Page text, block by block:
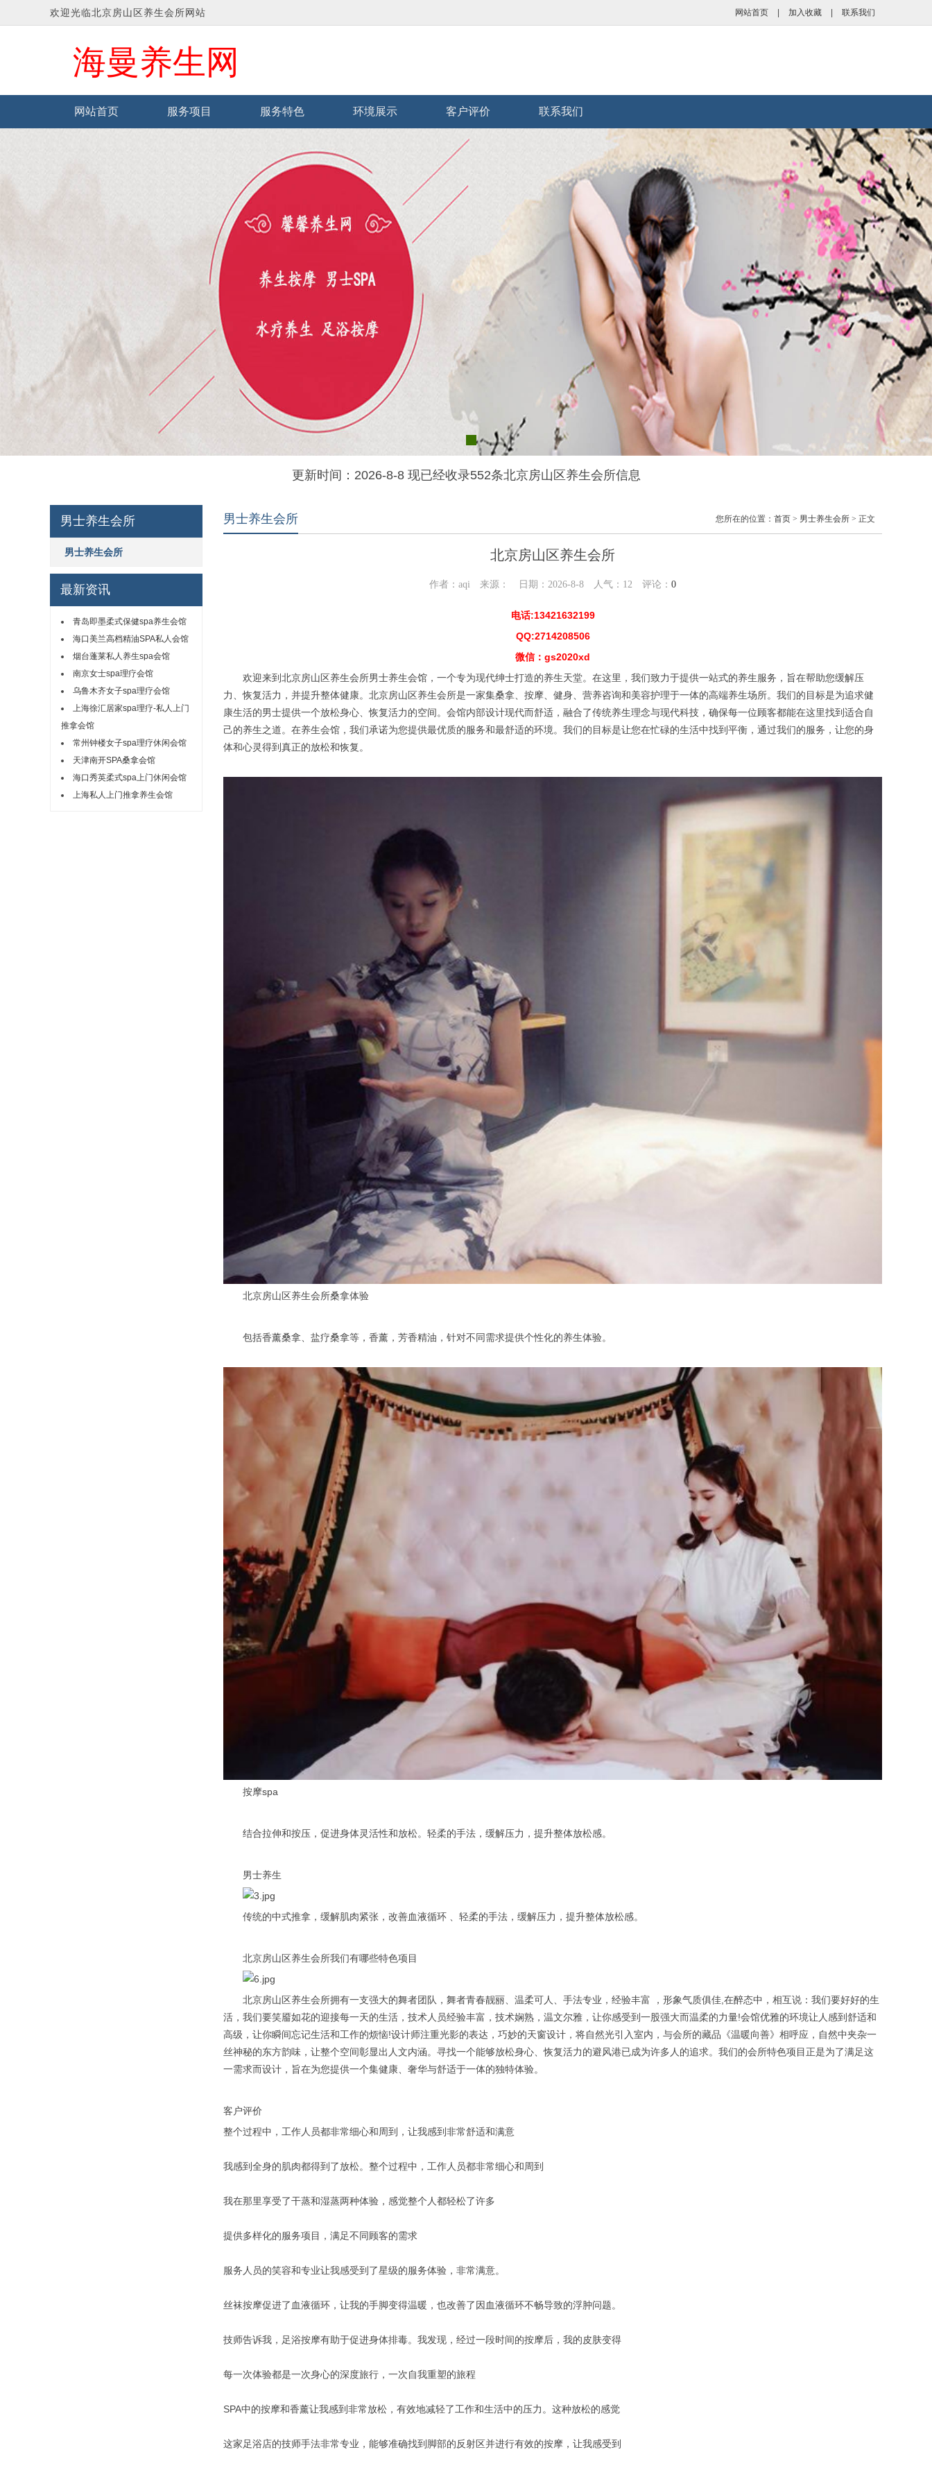
欢迎光临北京房山区养生会所网站 网站首页 加入收藏 联系我们
海曼养生网
网站首页 服务项目 服务特色 环境展示 客户评价 联系我们
更新时间：2026-8-8 现已经收录552条北京房山区养生会所信息
男士养生会所
男士养生会所
最新资讯
青岛即墨柔式保健spa养生会馆
海口美兰高档精油SPA私人会馆
烟台蓬莱私人养生spa会馆
南京女士spa理疗会馆
乌鲁木齐女子spa理疗会馆
上海徐汇居家spa理疗-私人上门
推拿会馆
常州钟楼女子spa理疗休闲会馆
天津南开SPA桑拿会馆
海口秀英柔式spa上门休闲会馆
上海私人上门推拿养生会馆
男士养生会所 您所在的位置： 首页 > 男士养生会所 > 正文
北京房山区养生会所
作者：aqi 来源： 日期：2026-8-8 人气： 12 评论： 0
电话:13421632199
QQ:2714208506
微信：gs2020xd
欢迎来到北京房山区养生会所男士养生会馆，一个专为现代绅士打造的养生天堂。在这里，我们致力于提供一站式的养生服务，旨在帮助您缓解压
力、恢复活力，并提升整体健康。北京房山区养生会所是一家集桑拿、按摩、健身、营养咨询和美容护理于一体的高端养生场所。我们的目标是为追求健
康生活的男士提供一个放松身心、恢复活力的空间。会馆内部设计现代而舒适，融合了传统养生理念与现代科技，确保每一位顾客都能在这里找到适合自
己的养生之道。在养生会馆，我们承诺为您提供最优质的服务和最舒适的环境。我们的目标是让您在忙碌的生活中找到平衡，通过我们的服务，让您的身
体和心灵得到真正的放松和恢复。
北京房山区养生会所桑拿体验
包括香薰桑拿、盐疗桑拿等，香薰，芳香精油，针对不同需求提供个性化的养生体验。
按摩spa
结合拉伸和按压，促进身体灵活性和放松。轻柔的手法，缓解压力，提升整体放松感。
男士养生
传统的中式推拿，缓解肌肉紧张，改善血液循环 、轻柔的手法，缓解压力，提升整体放松感。
北京房山区养生会所我们有哪些特色项目
北京房山区养生会所拥有一支强大的舞者团队，舞者青春靓丽、温柔可人、手法专业，经验丰富 ，形象气质俱佳,在醉态中，相互说：我们要好好的生
活，我们要笑靥如花的迎接每一天的生活，技术人员经验丰富，技术娴熟，温文尔雅，让你感受到一股强大而温柔的力量!会馆优雅的环境让人感到舒适和
高级，让你瞬间忘记生活和工作的烦恼!设计师注重光影的表达，巧妙的天窗设计，将自然光引入室内，与会所的藏品《温暖向善》相呼应，自然中夹杂一
丝神秘的东方韵味，让整个空间彰显出人文内涵。寻找一个能够放松身心、恢复活力的避风港已成为许多人的追求。我们的会所特色项目正是为了满足这
一需求而设计，旨在为您提供一个集健康、奢华与舒适于一体的独特体验。
客户评价
整个过程中，工作人员都非常细心和周到，让我感到非常舒适和满意
我感到全身的肌肉都得到了放松。整个过程中，工作人员都非常细心和周到
我在那里享受了干蒸和湿蒸两种体验，感觉整个人都轻松了许多
提供多样化的服务项目，满足不同顾客的需求
服务人员的笑容和专业让我感受到了星级的服务体验，非常满意。
丝袜按摩促进了血液循环，让我的手脚变得温暖，也改善了因血液循环不畅导致的浮肿问题。
技师告诉我，足浴按摩有助于促进身体排毒。我发现，经过一段时间的按摩后，我的皮肤变得
每一次体验都是一次身心的深度旅行，一次自我重塑的旅程
SPA中的按摩和香薰让我感到非常放松，有效地减轻了工作和生活中的压力。这种放松的感觉
这家足浴店的技师手法非常专业，能够准确找到脚部的反射区并进行有效的按摩，让我感受到